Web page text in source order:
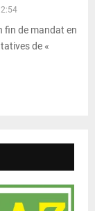
fin de mandat en
de «